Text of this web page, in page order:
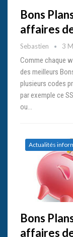
Bons
affaires
Sebastien 3
Comme chaque
des meilleurs
plusieurs codes
par exemple ce
ou…
Actualités
Bons
affaires